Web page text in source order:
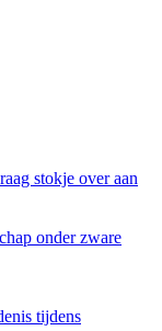
stokje over aan
onder zware
tijdens